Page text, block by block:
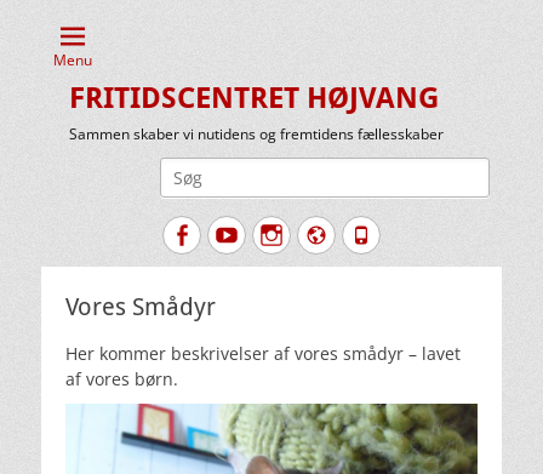
Menu
FRITIDSCENTRET HØJVANG
Sammen skaber vi nutidens og fremtidens fællesskaber
FacebookYouTubeInstagram
Website
Tlf.
Vores Smådyr
Her kommer beskrivelser af vores smådyr – lavet
af vores børn.